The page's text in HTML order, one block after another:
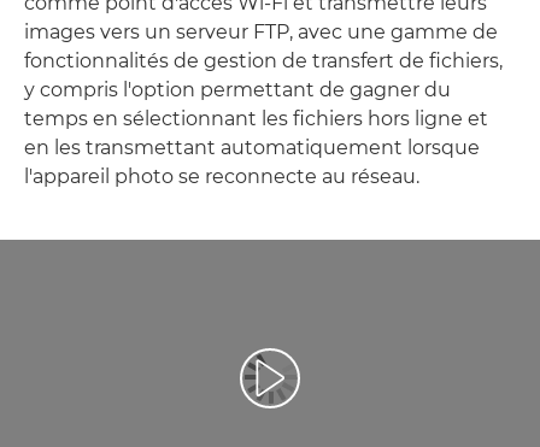
images vers un serveur FTP, avec une gamme de
fonctionnalités de gestion de transfert de fichiers,
y compris l'option permettant de gagner du
temps en sélectionnant les fichiers hors ligne et
en les transmettant automatiquement lorsque
l'appareil photo se reconnecte au réseau.
Lancer la vidéo